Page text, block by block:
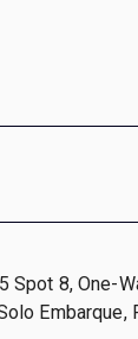
Spot 8, One-
Embarque,